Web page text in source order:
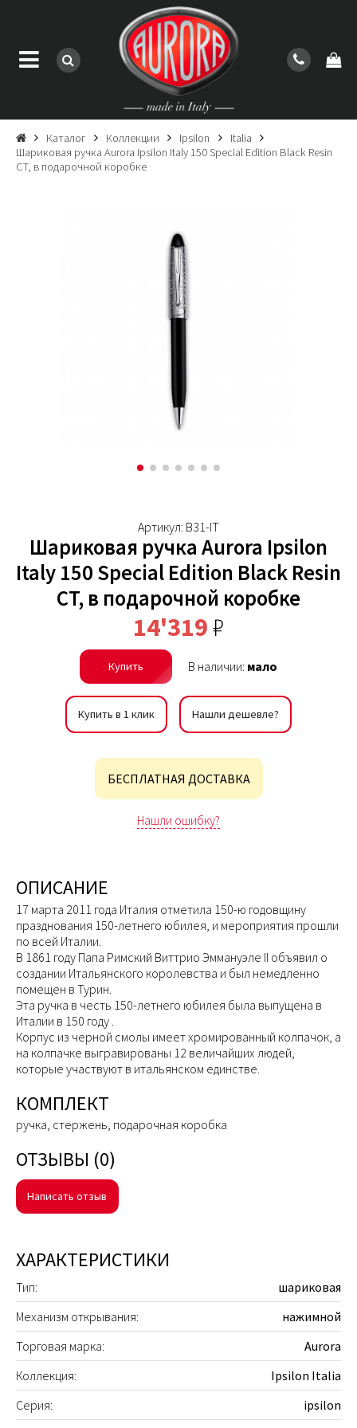
Каталог Коллекции Ipsilon
Italia
Шариковая ручка Aurora Ipsilon Italy 150 Special Edition Black Resin
CT, в подарочной коробке
Артикул: B31-IT
Шариковая ручка Aurora Ipsilon
Italy 150 Special Edition Black Resin
CT, в подарочной коробке
14'319₽
Купить В наличии: мало
Купить в 1 клик Нашли дешевле?
БЕСПЛАТНАЯ ДОСТАВКА
Нашли ошибку?
ОПИСАНИЕ
17 марта 2011 года Италия отметила 150-ю годовщину
празднования 150-летнего юбилея, и мероприятия прошли
по всей Италии.
В 1861 году Папа Римский Виттрио Эммануэле II объявил о
создании Итальянского королевства и был немедленно
помещен в Турин.
Эта ручка в честь 150-летнего юбилея была выпущена в
Италии в 150 году .
Корпус из черной смолы имеет хромированный колпачок, а
на колпачке выгравированы 12 величайших людей,
которые участвуют в итальянском единстве.
КОМПЛЕКТ
ручка, стержень, подарочная коробка
ОТЗЫВЫ (0)
Написать отзыв
ХАРАКТЕРИСТИКИ
Тип:
шариковая
Механизм открывания:
нажимной
Торговая марка:
Aurora
Коллекция:
Ipsilon Italia
Серия:
ipsilon